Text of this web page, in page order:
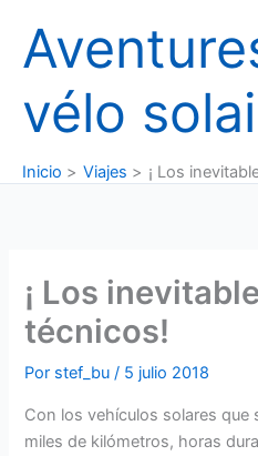
contenido
vélo
Inicio Viajes ¡ Los
¡ Los
técnicos!
Por stef_bu/ 5 julio 2018
Con los vehículos solares
miles de kilómetros, horas